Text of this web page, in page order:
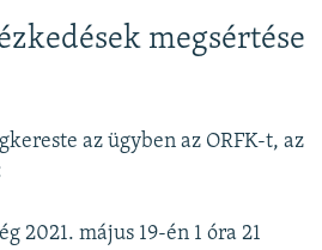
megsértése
az ügyben az ORFK-t, az
2021. május 19-én 1 óra 21